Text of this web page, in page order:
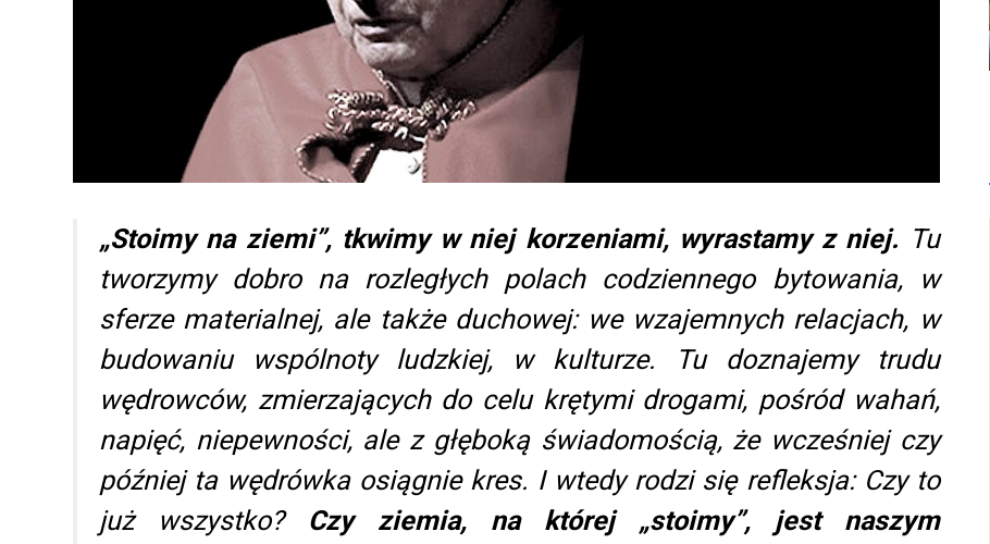
„Stoimy na ziemi”, tkwimy w niej korzeniami, wyrastamy z niej. Tu
tworzymy dobro na rozległych polach codziennego bytowania, w
sferze materialnej, ale także duchowej: we wzajemnych relacjach, w
budowaniu wspólnoty ludzkiej, w kulturze. Tu doznajemy trudu
wędrowców, zmierzających do celu krętymi drogami, pośród wahań,
napięć, niepewności, ale z głęboką świadomością, że wcześniej czy
później ta wędrówka osiągnie kres. I wtedy rodzi się refleksja: Czy to
już wszystko?Czy ziemia, na której „stoimy”, jest naszym